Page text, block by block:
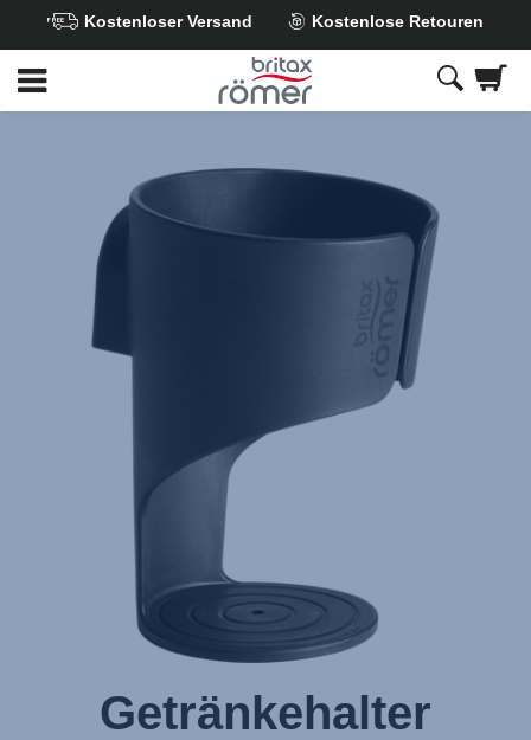
Hauptinhalt
springen
Kostenloser Versand Kostenlose Retouren
Getränkehalter
Getränkehalter